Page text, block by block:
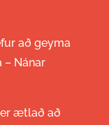
að geyma
– Nánar
ætlað að